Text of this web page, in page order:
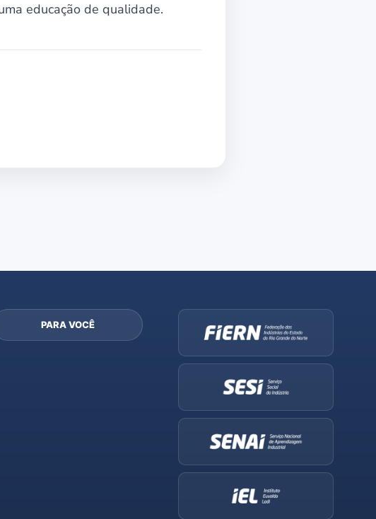
educação de qualidade.
PARA VOCÊ